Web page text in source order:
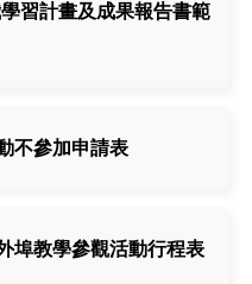
習計畫及成果報告書範
不參加申請表
埠教學參觀活動行程表